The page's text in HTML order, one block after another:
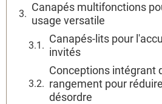
Canapés multifonctions
usage versatile
Canapés-lits pour
invités
Conceptions intégrant
rangement pour
désordre